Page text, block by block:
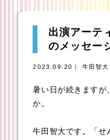
出演アーテ
のメッセー
2023.09.20｜ 牛田智大
暑い日が続きますが
か。
牛田智大です。「せ